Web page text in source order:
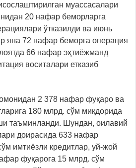
муассасалари
20 нафар беморларга
ўтказилди ва июнь
яна 72 нафар беморга операция
66 нафар эҳтиёжманд
воситалари етказиб
2 378 нафар фуқаро ва
180 млрд. сўм миқдорида
таъминланди. Шундан, оилавий
доирасида 633 нафар
имтиёзли кредитлар, уй-жой
фуқарога 15 млрд. сўм